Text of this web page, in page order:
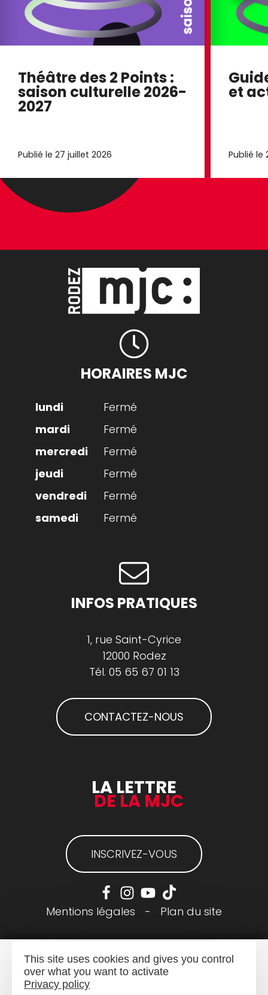
Théâtre des 2 Points :
saison culturelle 2026-
2027
Publié le 27 juillet 2026
et
Publié le
HORAIRES MJC
Fermé
Fermé
Fermé
Fermé
Fermé
Fermé
INFOS PRATIQUES
1, rue Saint-Cyrice
12000 Rodez
Tél. 05 65 67 01 13
CONTACTEZ-NOUS
LA LETTRE
DE LA MJC
INSCRIVEZ-VOUS
Mentions légales - Plan du site
This site uses cookies and gives you control
over what you want to activate
Privacy policy